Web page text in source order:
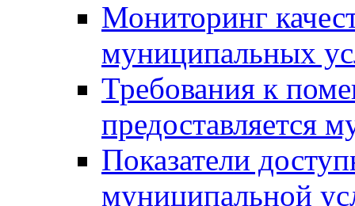
Мониторинг
муниципальных
Требования к
предоставляется
Показатели
муниципальной